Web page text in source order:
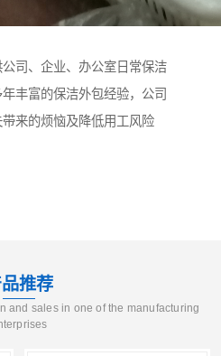
司、企业、办公室日常保洁
丰富的保洁外包经验，公司
来的烦恼及降低用工风险
推荐
and sales in one of the manufacturing